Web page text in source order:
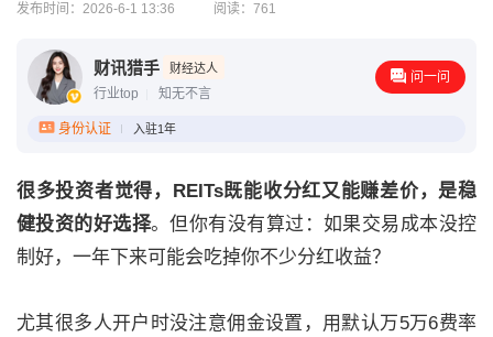
发布时间：2026-6-1 13:36 阅读：761
‌财讯猎手 财经达人
行业top 知无不言
问一问
身份认证 入驻1年
很多投资者觉得，REITs既能收分红又能赚差价，是稳
健投资的好选择。但你有没有算过：如果交易成本没控
制好，一年下来可能会吃掉你不少分红收益？
尤其很多人开户时没注意佣金设置，用默认万5万6费率